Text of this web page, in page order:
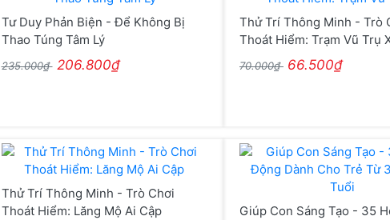
Tư Duy Phản Biện - Để Không Bị
Thao Túng Tâm Lý
235.000₫ 206.800₫
Thử Trí Thông Minh - Trò
Thoát Hiểm: Trạm Vũ Trụ
70.000₫ 66.500₫
Thử Trí Thông Minh - Trò Chơi
Thoát Hiểm: Lăng Mộ Ai Cập
Giúp Con Sáng Tạo - 35